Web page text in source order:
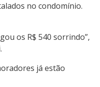
no condomínio.
os R$ 540 sorrindo”,
já estão